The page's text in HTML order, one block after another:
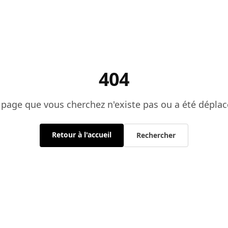
404
que vous cherchez n'existe pas ou a été
Retour à l'accueil Rechercher